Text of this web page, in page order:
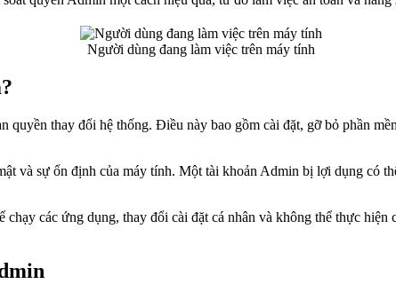
Người dùng đang làm việc trên máy tính
thay đổi hệ thống. Điều này bao gồm cài đặt, gỡ bỏ phần
và sự ổn định của máy tính. Một tài khoản Admin bị lợi dụng có
các ứng dụng, thay đổi cài đặt cá nhân và không thể thực